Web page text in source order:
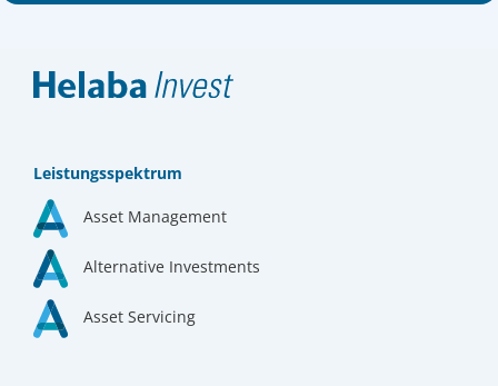
Leistungsspektrum
Asset Management
Alternative Investments
Asset Servicing